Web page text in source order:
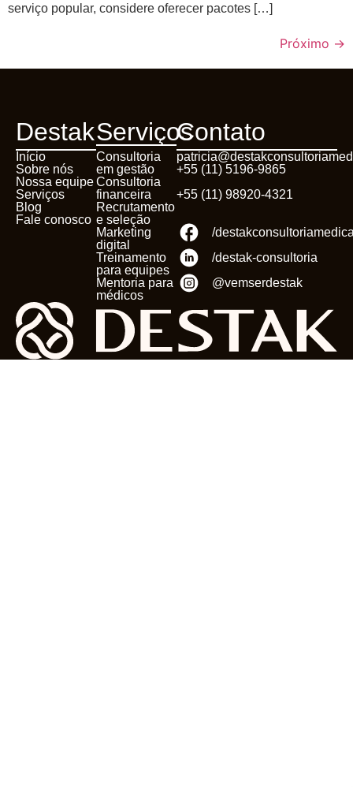
serviço popular, considere oferecer pacotes […]
Próximo →
Destak
Início
Sobre nós
Nossa equipe
Serviços
Blog
Fale conosco
Serviços
Consultoria
em gestão
Consultoria
financeira
Recrutamento
e seleção
Marketing
digital
Treinamento
para equipes
Mentoria para
médicos
Contato
+55 (11) 5196-9865
+55 (11) 98920-4321
/
/destak-consultoria
@vemserdestak